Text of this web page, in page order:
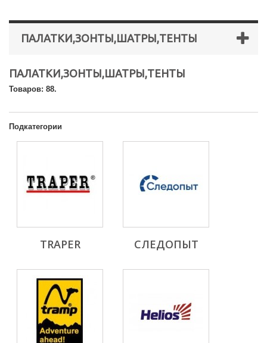
ПАЛАТКИ,ЗОНТЫ,ШАТРЫ,ТЕНТЫ
ПАЛАТКИ,ЗОНТЫ,ШАТРЫ,ТЕНТЫ
Товаров: 88.
Подкатегории
TRAPER СЛЕДОПЫТ